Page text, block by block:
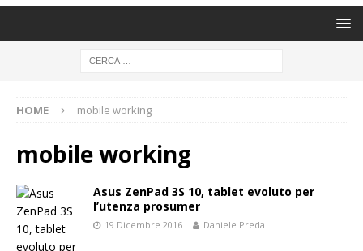
HOME mobile working
mobile working
Asus ZenPad 3S 10, tablet evoluto per
l’utenza prosumer
19 Dicembre 2016 Daniele Preda